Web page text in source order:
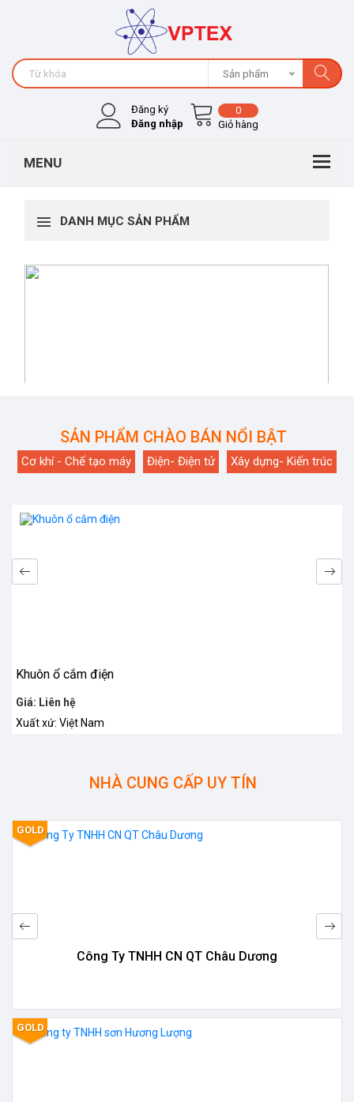
Sản phẩm
Đăng ký
Đăng nhập
0
Giỏ hàng
DANH MỤC SẢN PHẨM
SẢN PHẨM CHÀO BÁN NỔI BẬT
Cơ khí - Chế tạo máy Điện- Điện tử Xây dựng- Kiến trúc
Khuôn ổ cắm điện
Giá: Liên hệ
Xuất xứ: Việt Nam
NHÀ CUNG CẤP UY TÍN
GOLD
Công Ty TNHH CN QT Châu Dương
GOLD